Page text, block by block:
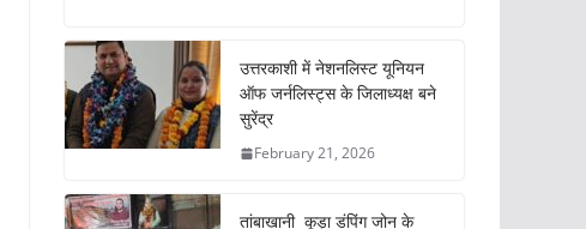
c
e
b
o
o
itt
er s
A
p
e
उत्तरकाशी में नेशनलिस्ट यूनियन
ऑफ जर्नलिस्ट्स के जिलाध्यक्ष बने
सुरेंद्र
February 21, 2026
तांबाखानी कूड़ा डंपिंग जोन के